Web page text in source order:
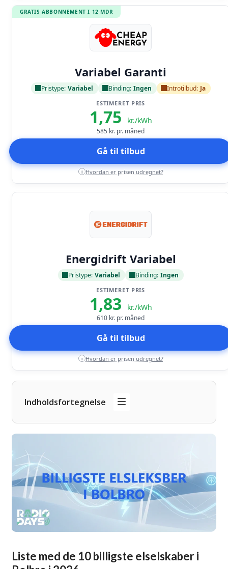
GRATIS ABBONNEMENT I 12 MDR
Variabel Garanti
Pristype: Variabel Binding: Ingen Introtilbud: Ja
ESTIMERET PRIS
1,75 kr./kWh
585 kr. pr. måned
Gå til tilbud
i Hvordan er prisen udregnet?
Energidrift Variabel
Pristype: Variabel Binding: Ingen
ESTIMERET PRIS
1,83 kr./kWh
610 kr. pr. måned
Gå til tilbud
i Hvordan er prisen udregnet?
Indholdsfortegnelse
Liste med de 10 billigste elselskaber i